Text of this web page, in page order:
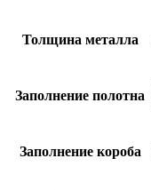
Толщина металла
Заполнение полотна
Заполнение короба